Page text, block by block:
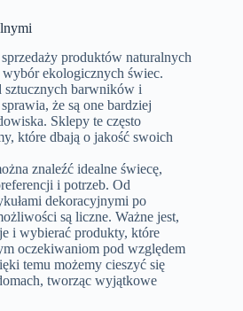
produktów naturalnych
wybór ekologicznych świec.
sztucznych barwników i
że są one bardziej
Sklepy te często
które dbają o jakość swoich
znaleźć idealne świecę,
i potrzeb. Od
dekoracyjnymi po
są liczne. Ważne jest,
i wybierać produkty, które
oczekiwaniom pod względem
temu możemy cieszyć się
tworząc wyjątkowe